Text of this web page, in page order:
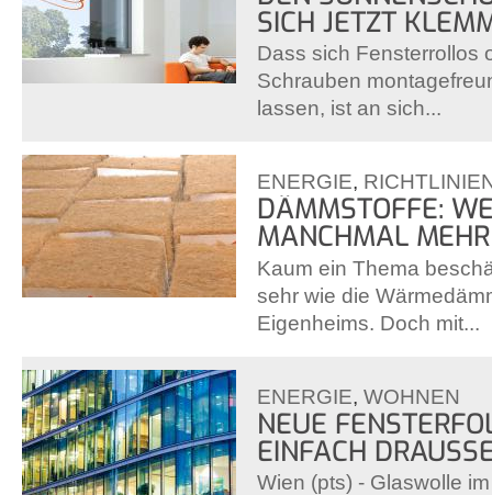
SICH JETZT
Dass sich Fensterrollos
Schrauben
lassen, ist an sich...
ENERGIE,
DÄMMSTOFFE:
MANCHMAL
Kaum ein Thema
sehr wie die
Eigenheims. Doch mit...
ENERGIE, WOHNEN
NEUE
EINFACH
Wien (pts) - Glaswolle